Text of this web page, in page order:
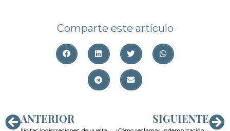
Comparte este artículo
ANTERIOR SIGUIENTE